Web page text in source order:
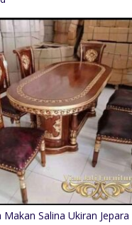
Makan Salina Ukiran Jepara